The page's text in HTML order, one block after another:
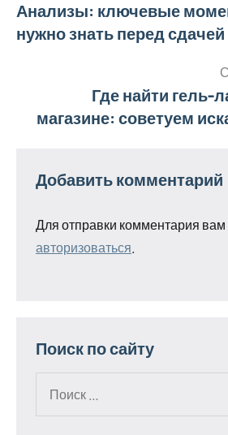
Навигация
по
Анализы: ключевые
нужно знать перед
Где найти гель-
магазине: советуем
Добавить комментарий
Для отправки комментария
авторизоваться
Поиск по сайту